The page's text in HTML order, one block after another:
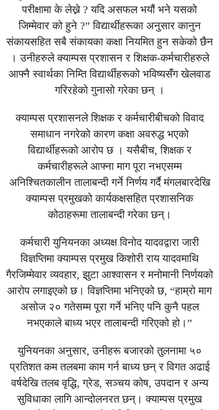
परीक्षामा के लेख्ने ? यदि असफल भयौं भने यसको
जिम्मेवार को हुने ?” विद्यार्थीहरूका अनुसार कानुन
संकायसहित सबै संकायका कक्षा नियमित हुन सकेको छैन
। उनीहरुले क्याम्पस प्रशासन र शिक्षक-कर्मचारीहरुले
आफ्नै स्वार्थका निम्ति विद्यार्थीहरूको भविष्यसँग खेलवाड
गरिरहेको गुनासो गरेका छन् ।
क्याम्पस प्रशासनले शिक्षक र कर्मचारीबीचको विवाद
समाधान नगरेको कारण कक्षा अवरुद्ध भएको
विद्यार्थीहरूको आरोप छ । यसैबीच, शिक्षक र
कर्मचारीहरूले आफ्ना माग पूरा नभएसम्म
अनिश्चितकालीन तालाबन्दी गर्ने निर्णय गर्दै मंगलबारदेखि
क्याम्पस प्रमुखको कार्यकक्षसहित प्रशासनिक
कोठाहरूमा तालाबन्दी गरेका छन्।
कर्मचारी युनियनका अध्यक्ष विनोद यादवद्वारा जारी
विज्ञप्तिमा क्याम्पस प्रमुख किशोरी राय यादवमाथि
गैरजिम्मेवार व्यवहार, झुटा आश्वासन र मनोमानी निर्णयको
आरोप लगाइएको छ। विज्ञप्तिमा भनिएको छ, “हाम्रो माग
असोज २० गतेसम्म पूरा गर्ने भनिए पनि कुनै पहल
नभएकाले बाध्य भएर तालाबन्दी गरिएको हो।”
युनियनका अनुसार, उनीहरू बजारको तुलनामा ५०
प्रतिशत कम तलबमा काम गर्न बाध्य छन् र विगत अढाई
वर्षदेखि तलब वृद्धि, ग्रेड, सञ्चय कोष, उपदान र अन्य
सुविधाका लागि आन्दोलनरत छन्। क्याम्पस प्रमुख